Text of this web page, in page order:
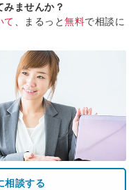
みませんか？
て 、まるっと無料で相談に
相談する